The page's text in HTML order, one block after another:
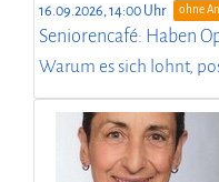
16.09.2026, 14:00 Uhr ohne
Seniorencafé: Haben
Warum es sich lohnt,